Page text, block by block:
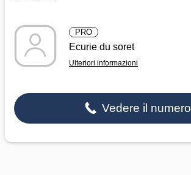
PRO
Ecurie du soret
Ulteriori informazioni
Vedere il numero